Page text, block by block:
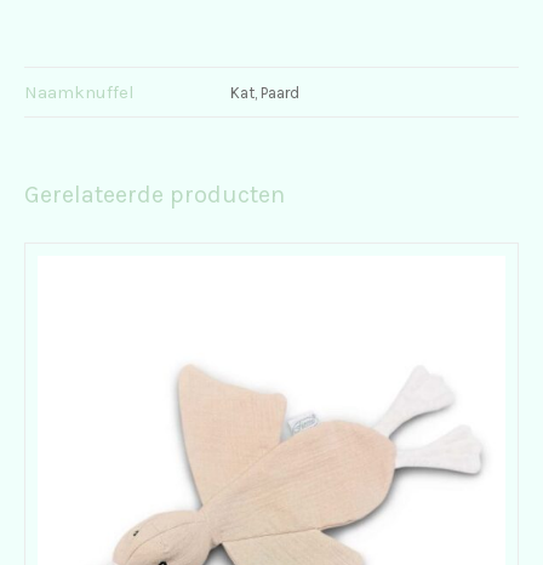
Naamknuffel Kat, Paard
Gerelateerde producten